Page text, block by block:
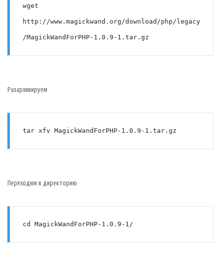
wget
http://www.magickwand.org/download/php/legacy
/MagickWandForPHP-1.0.9-1.tar.gz
Разархивируем
tar xfv MagickWandForPHP-1.0.9-1.tar.gz
Переходим в директорию
cd MagickWandForPHP-1.0.9-1/